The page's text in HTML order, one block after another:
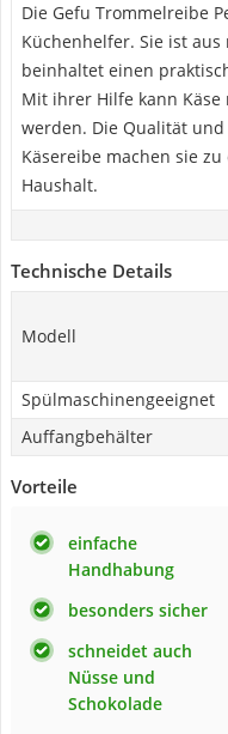
Die Gefu Trommelreibe
Küchenhelfer. Sie ist
beinhaltet einen
Mit ihrer Hilfe kann
werden. Die Qualität
Käsereibe machen sie
Haushalt.
Technische Details
Modell
Spülmaschinengeeignet
Auffangbehälter
Vorteile
einfache
Handhabung
besonders sicher
schneidet auch
Nüsse und
Schokolade